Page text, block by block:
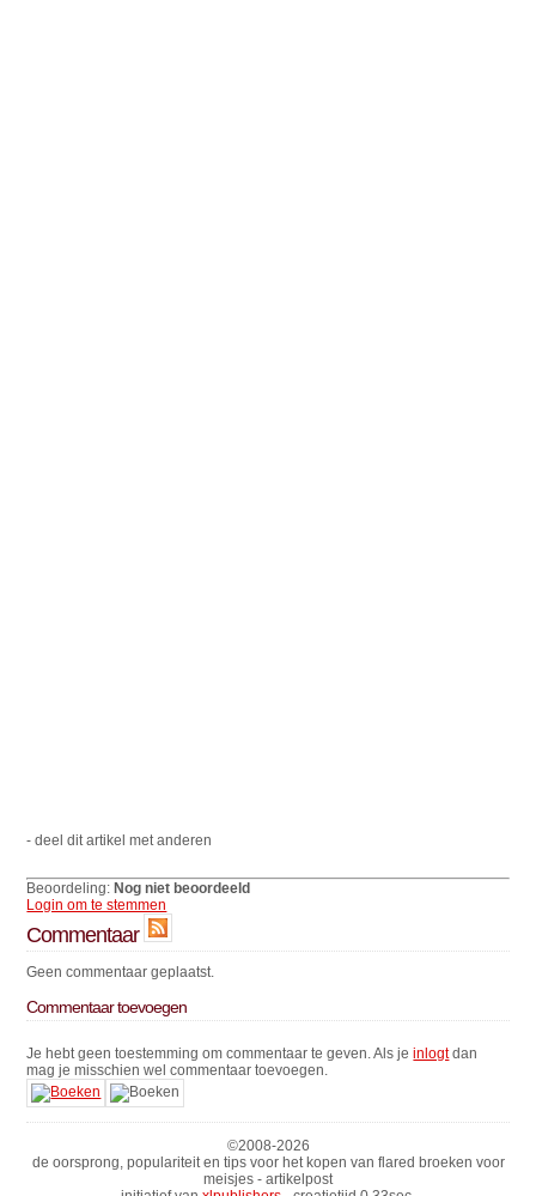
- deel dit artikel met anderen
Beoordeling:Nog niet beoordeeld
Login om te stemmen
Commentaar
Geen commentaar geplaatst.
Commentaar toevoegen
Je hebt geen toestemming om commentaar te geven. Als jeinlogtdan
mag je misschien wel commentaar toevoegen.
©2008-2026
de oorsprong, populariteit en tips voor het kopen van flared broeken voor
meisjes - artikelpost